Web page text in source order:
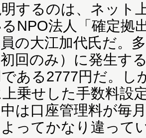
するのは、ネット
NPO法人「確定拠
の大江加代氏だ。
回のみ）に発生す
ある2777円だ。し
乗せした手数料設
は口座管理料が毎
ってかなり違って